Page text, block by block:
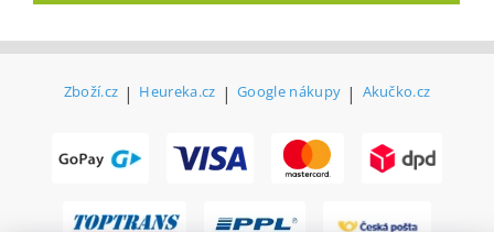
Zboží.cz | Heureka.cz | Google nákupy | Akučko.cz